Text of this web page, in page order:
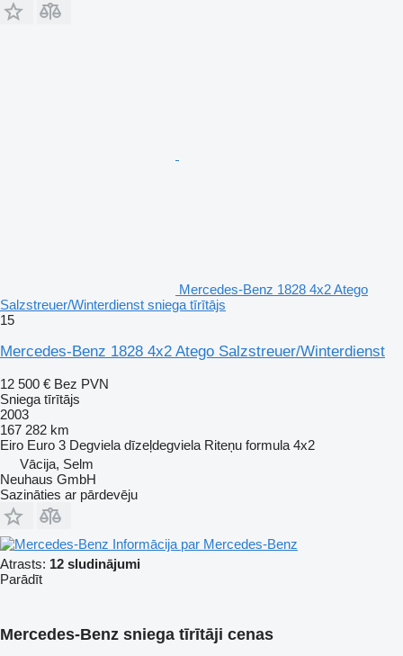
Mercedes-Benz 1828 4x2 Atego
Salzstreuer/Winterdienst sniega tīrītājs
15
Mercedes-Benz 1828 4x2 Atego Salzstreuer/Winterdienst
12 500 € Bez PVN
Sniega tīrītājs
2003
167 282 km
Eiro Euro 3 Degviela dīzeļdegviela Riteņu formula 4x2
Vācija, Selm
Neuhaus GmbH
Sazināties ar pārdevēju
Informācija par Mercedes-Benz
Atrasts: 12 sludinājumi
Parādīt
Mercedes-Benz sniega tīrītāji cenas